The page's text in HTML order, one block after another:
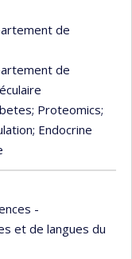
de
de
; Proteomics;
; Endocrine
-
et de langues du